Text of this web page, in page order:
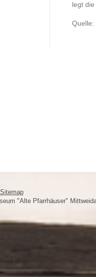
legt
Quelle:
Sitemap
"Alte Pfarrhäuser"